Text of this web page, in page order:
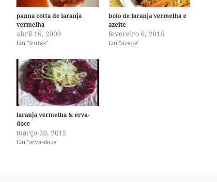
panna cotta de laranja
vermelha
abril 16, 2009
Em "frutas"
bolo de laranja vermelha e
azeite
fevereiro 6, 2016
Em "azeite"
laranja vermelha & erva-
doce
março 20, 2012
Em "erva-doce"